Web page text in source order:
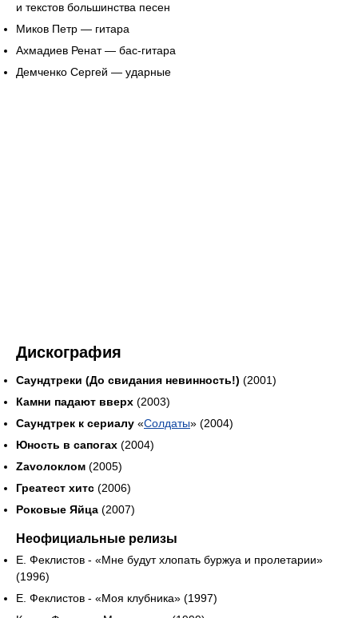
и текстов большинства песен
Миков Петр — гитара
Ахмадиев Ренат — бас-гитара
Демченко Сергей — ударные
Дискография
Саундтреки (До свидания невинность!) (2001)
Камни падают вверх (2003)
Саундтрек к сериалу «Солдаты» (2004)
Юность в сапогах (2004)
Zavолоклом (2005)
Греатест хитс (2006)
Роковые Яйца (2007)
Неофициальные релизы
Е. Феклистов - «Мне будут хлопать буржуа и пролетарии»
(1996)
Е. Феклистов - «Моя клубника» (1997)